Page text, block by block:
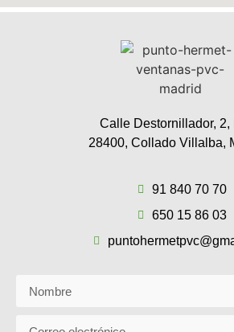
Calle Destornillador, 2,
28400, Collado Villalba,
91 840 70 70
650 15 86 03